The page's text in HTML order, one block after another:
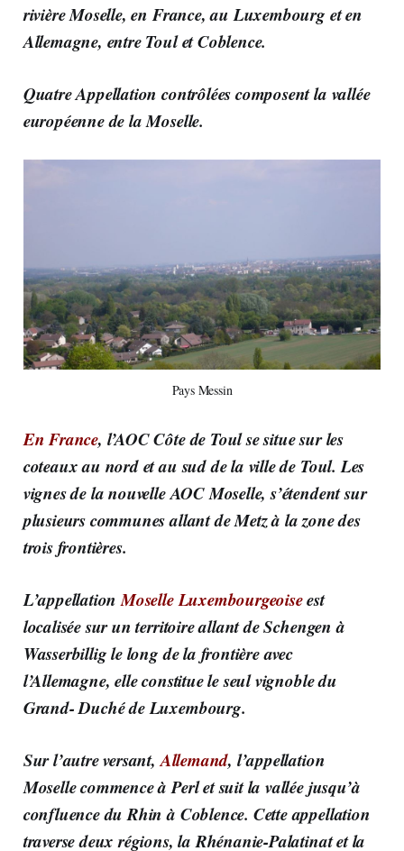
rivière Moselle, en France, au Luxembourg et en
Allemagne, entre Toul et Coblence.
Quatre Appellation contrôlées composent la vallée
européenne de la Moselle.
Pays Messin
En France, l’AOC Côte de Toul se situe sur les
coteaux au nord et au sud de la ville de Toul. Les
vignes de la nouvelle AOC Moselle, s’étendent sur
plusieurs communes allant de Metz à la zone des
trois frontières.
L’appellationMoselle Luxembourgeoiseest
localisée sur un territoire allant de Schengen à
Wasserbillig le long de la frontière avec
l’Allemagne, elle constitue le seul vignoble du
Grand- Duché de Luxembourg.
Sur l’autre versant,Allemand, l’appellation
Moselle commence à Perl et suit la vallée jusqu’à
confluence du Rhin à Coblence. Cette appellation
traverse deux régions, la Rhénanie-Palatinat et la